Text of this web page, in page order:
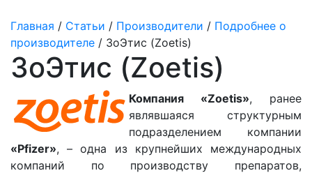
Главная / Статьи / Производители / Подробнее о
производителе / ЗоЭтис (Zoetis)
ЗоЭтис (Zoetis)
Компания «Zoetis», ранее
являвшаяся структурным
подразделением компании
«Pfizer», – одна из крупнейших международных
компаний по производству препаратов,